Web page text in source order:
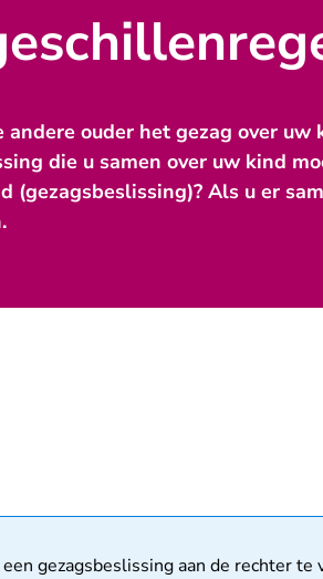
andere ouder het gezag over
die u samen over uw kind
(gezagsbeslissing)? Als u er
gezagsbeslissing aan de rechter te